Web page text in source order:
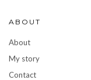
ABOUT
About
My story
Contact